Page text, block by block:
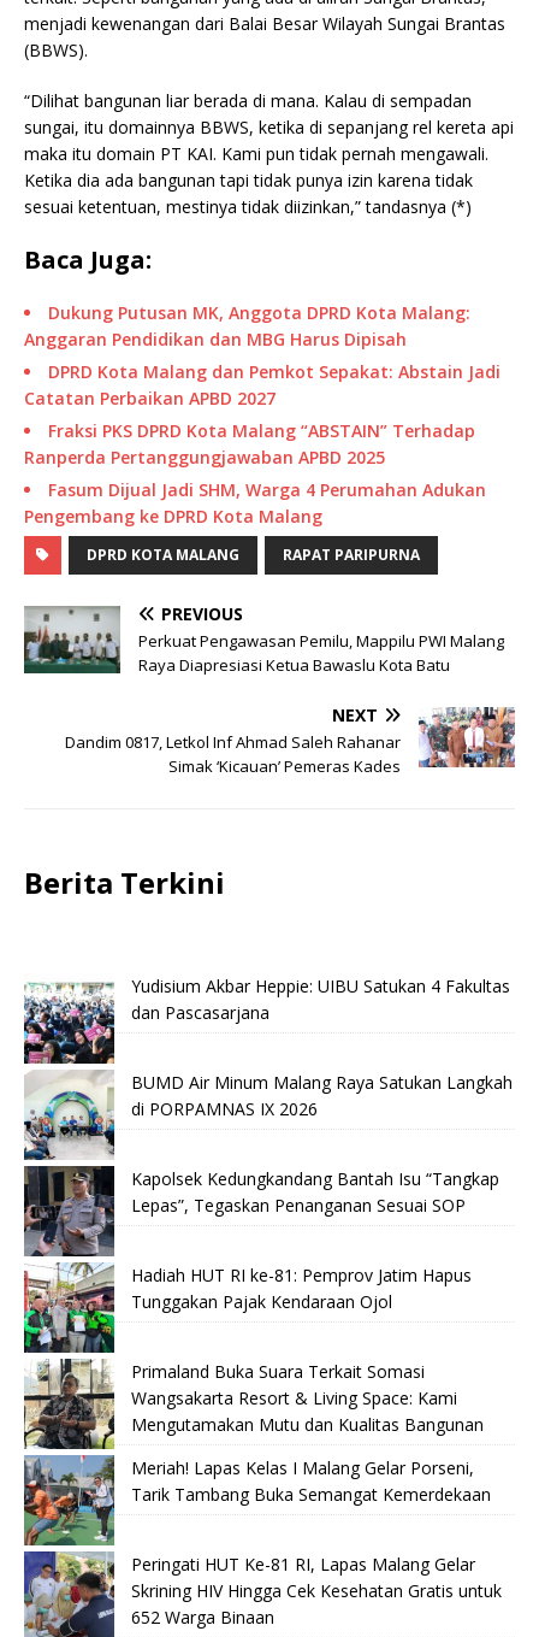
menjadi kewenangan dari Balai Besar Wilayah Sungai Brantas
(BBWS).
“Dilihat bangunan liar berada di mana. Kalau di sempadan
sungai, itu domainnya BBWS, ketika di sepanjang rel kereta api
maka itu domain PT KAI. Kami pun tidak pernah mengawali.
Ketika dia ada bangunan tapi tidak punya izin karena tidak
sesuai ketentuan, mestinya tidak diizinkan,” tandasnya (*)
Baca Juga:
Dukung Putusan MK, Anggota DPRD Kota Malang:
Anggaran Pendidikan dan MBG Harus Dipisah
DPRD Kota Malang dan Pemkot Sepakat: Abstain Jadi
Catatan Perbaikan APBD 2027
Fraksi PKS DPRD Kota Malang “ABSTAIN” Terhadap
Ranperda Pertanggungjawaban APBD 2025
Fasum Dijual Jadi SHM, Warga 4 Perumahan Adukan
Pengembang ke DPRD Kota Malang
DPRD KOTA MALANG RAPAT PARIPURNA
PREVIOUS
Perkuat Pengawasan Pemilu, Mappilu PWI Malang
Raya Diapresiasi Ketua Bawaslu Kota Batu
NEXT
Dandim 0817, Letkol Inf Ahmad Saleh Rahanar
Simak ‘Kicauan’ Pemeras Kades
Berita Terkini
Yudisium Akbar Heppie: UIBU Satukan 4 Fakultas
dan Pascasarjana
BUMD Air Minum Malang Raya Satukan Langkah
di PORPAMNAS IX 2026
Kapolsek Kedungkandang Bantah Isu “Tangkap
Lepas”, Tegaskan Penanganan Sesuai SOP
Hadiah HUT RI ke-81: Pemprov Jatim Hapus
Tunggakan Pajak Kendaraan Ojol
Primaland Buka Suara Terkait Somasi
Wangsakarta Resort & Living Space: Kami
Mengutamakan Mutu dan Kualitas Bangunan
Meriah! Lapas Kelas I Malang Gelar Porseni,
Tarik Tambang Buka Semangat Kemerdekaan
Peringati HUT Ke-81 RI, Lapas Malang Gelar
Skrining HIV Hingga Cek Kesehatan Gratis untuk
652 Warga Binaan